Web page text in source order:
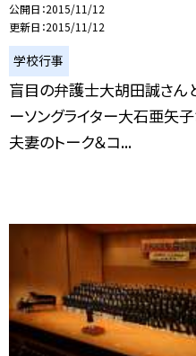
公開日 2015/11/12
更新日 2015/11/12
学校行事
盲目の弁護士大胡田誠さん
ーソングライター大石亜矢
夫妻のトーク＆コ...